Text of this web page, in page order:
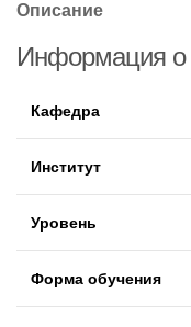
Описание
Информация о
Кафедра
Институт
Уровень
Форма обучения